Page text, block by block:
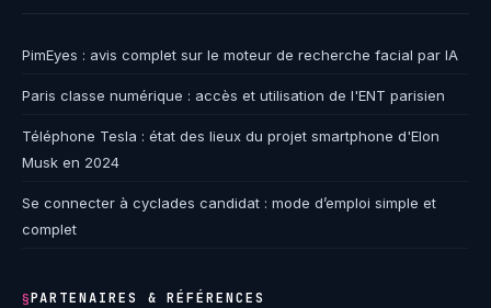
PimEyes : avis complet sur le moteur de recherche facial par IA
Paris classe numérique : accès et utilisation de l'ENT parisien
Téléphone Tesla : état des lieux du projet smartphone d'Elon
Musk en 2024
Se connecter à cyclades candidat : mode d’emploi simple et
complet
§PARTENAIRES & RÉFÉRENCES